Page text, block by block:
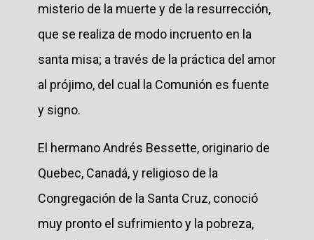
misterio de la muerte y de la resurrección,
que se realiza de modo incruento en la
santa misa; a través de la práctica del amor
al prójimo, del cual la Comunión es fuente
y signo.
El hermano Andrés Bessette, originario de
Quebec, Canadá, y religioso de la
Congregación de la Santa Cruz, conoció
muy pronto el sufrimiento y la pobreza,